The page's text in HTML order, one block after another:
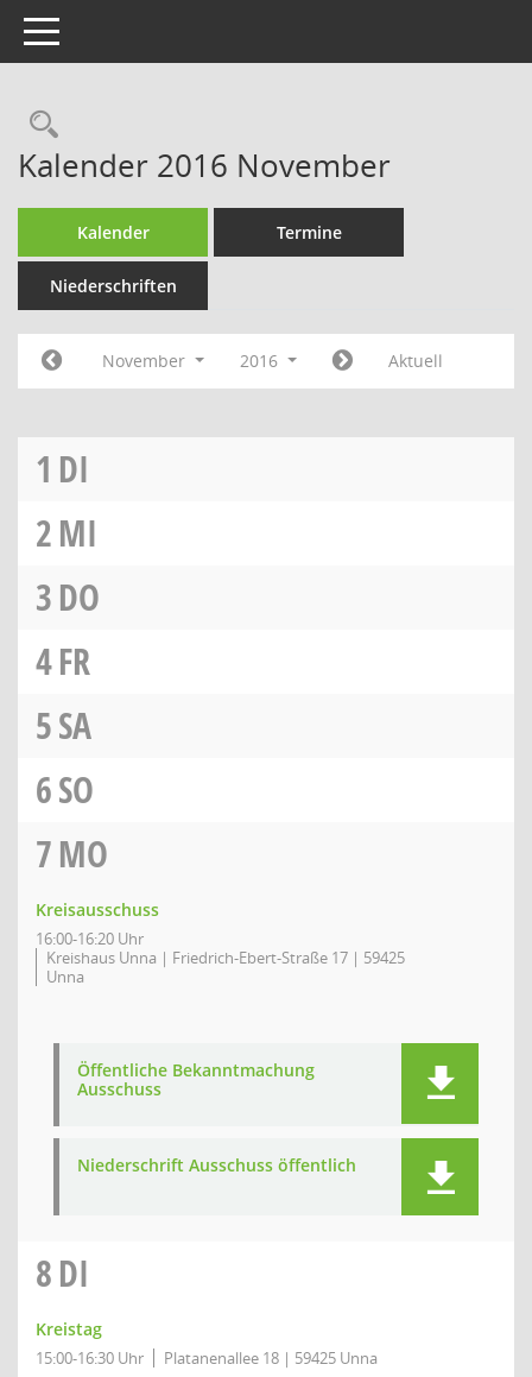
Toggle navigation
Rechercheauswahl
Kalender 2016 November
Kalender Termine
Niederschriften
November 2016 Aktuell
1 DI
2MI
3DO
4FR
5SA
6SO
7MO
Kreisausschuss
16:00-16:20 Uhr
Kreishaus Unna | Friedrich-Ebert-Straße 17 | 59425
Unna
Öffentliche Bekanntmachung
Ausschuss
Niederschrift Ausschuss öffentlich
8DI
Kreistag
15:00-16:30 Uhr Platanenallee 18 | 59425 Unna